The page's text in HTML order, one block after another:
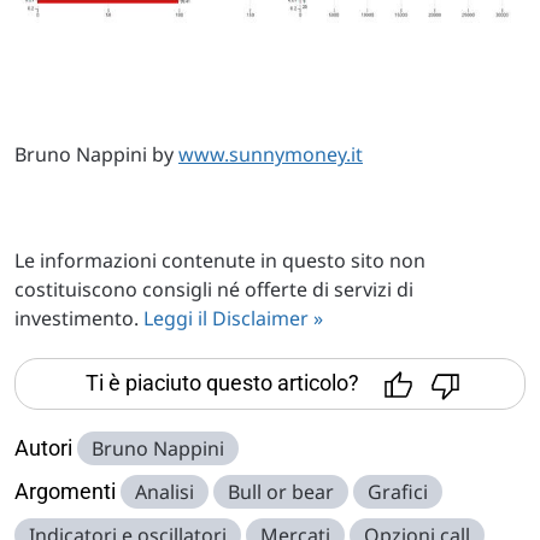
Bruno Nappini bywww.sunnymoney.it
Le informazioni contenute in questo sito non
costituiscono consigli né offerte di servizi di
investimento. Leggi il Disclaimer »
Ti è piaciuto questo articolo?
Autori Bruno Nappini
Argomenti Analisi Bull or bear
Grafici